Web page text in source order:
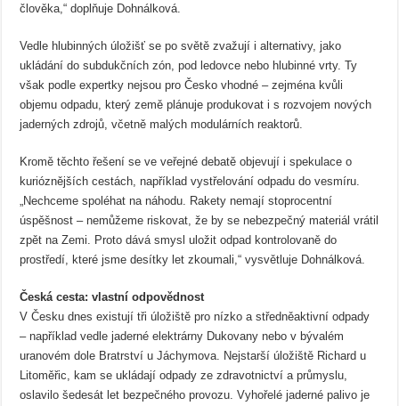
člověka,“ doplňuje Dohnálková.
Vedle hlubinných úložišť se po světě zvažují i alternativy, jako
ukládání do subdukčních zón, pod ledovce nebo hlubinné vrty. Ty
však podle expertky nejsou pro Česko vhodné – zejména kvůli
objemu odpadu, který země plánuje produkovat i s rozvojem nových
jaderných zdrojů, včetně malých modulárních reaktorů.
Kromě těchto řešení se ve veřejné debatě objevují i spekulace o
kurióznějších cestách, například vystřelování odpadu do vesmíru.
„Nechceme spoléhat na náhodu. Rakety nemají stoprocentní
úspěšnost – nemůžeme riskovat, že by se nebezpečný materiál vrátil
zpět na Zemi. Proto dává smysl uložit odpad kontrolovaně do
prostředí, které jsme desítky let zkoumali,“ vysvětluje Dohnálková.
Česká cesta: vlastní odpovědnost
V Česku dnes existují tři úložiště pro nízko a středněaktivní odpady
– například vedle jaderné elektrárny Dukovany nebo v bývalém
uranovém dole Bratrství u Jáchymova. Nejstarší úložiště Richard u
Litoměřic, kam se ukládají odpady ze zdravotnictví a průmyslu,
oslavilo šedesát let bezpečného provozu. Vyhořelé jaderné palivo je